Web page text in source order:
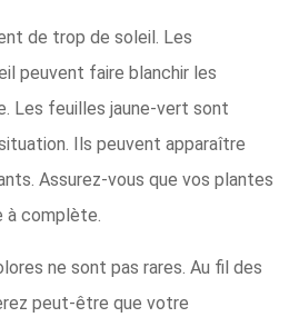
de trop de soleil. Les
peuvent faire blanchir les
Les feuilles jaune-vert sont
Ils peuvent apparaître
Assurez-vous que vos plantes
à complète.
ne sont pas rares. Au fil des
peut-être que votre